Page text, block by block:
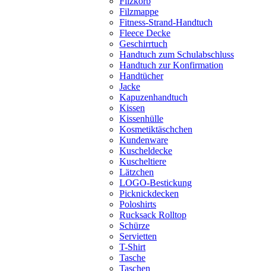
Filzmappe
Fitness-Strand-Handtuch
Fleece Decke
Geschirrtuch
Handtuch zum Schulabschluss
Handtuch zur Konfirmation
Handtücher
Jacke
Kapuzenhandtuch
Kissen
Kissenhülle
Kosmetiktäschchen
Kundenware
Kuscheldecke
Kuscheltiere
Lätzchen
LOGO-Bestickung
Picknickdecken
Poloshirts
Rucksack Rolltop
Schürze
Servietten
T-Shirt
Tasche
Taschen